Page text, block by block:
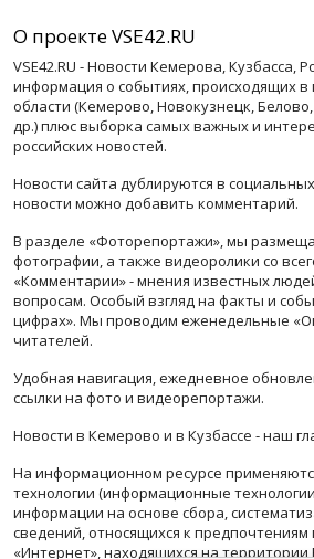
О проекте VSE42.RU
VSE42.RU - Новости Кемерова, Кузбасса,
информация о событиях, происходящих в
области (Кемерово, Новокузнецк,
др.) плюс выборка самых важных и
российских новостей.
Новости сайта дублируются в
новости можно добавить комментарий.
В разделе «Фоторепортажи», мы
фотографии, а также видеоролики со
«Комментарии» - мнения известных
вопросам. Особый взгляд на факты и
цифрах». Мы проводим еженедельные
читателей.
Удобная навигация, ежедневное
ссылки на фото и видеорепортажи.
Новости в Кемерово и в Кузбассе - наш
На информационном ресурсе
технологии (информационные
информации на основе сбора,
сведений, относящихся к предпочтениям
«Интернет», находящихся на территории